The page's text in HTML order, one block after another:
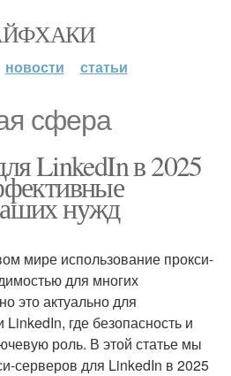
новости статьи
сфера
LinkedIn в 2025
нужд
мире использование прокси-
для многих
это актуально для
где безопасность и
роль. В этой статье мы
серверов для LinkedIn в 2025